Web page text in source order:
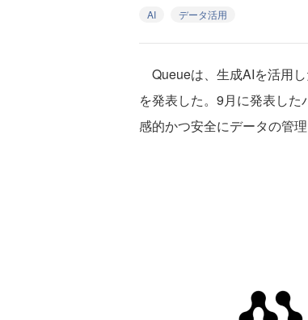
AI データ活用
Queueは、生成AIを活用
を発表した。9月に発表し
感的かつ安全にデータの管